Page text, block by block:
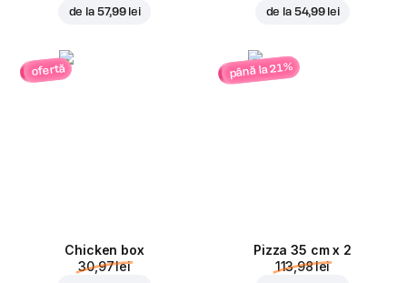
de la 57,99 lei de la 54,99 lei
ofertă
Chicken box
30,97 lei
până la 21%
Pizza 35 cm x 2
113,98 lei